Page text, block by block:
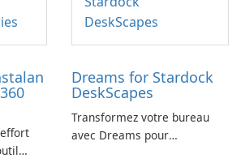
Dreams for Stardock
DeskScapes
Transformez votre bureau
avec Dreams pour